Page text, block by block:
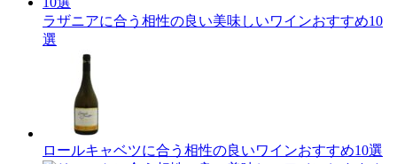
ラザニアに合う相性の良い美味しいワインおすすめ10
選
ロールキャベツに合う相性の良いワインおすすめ10選